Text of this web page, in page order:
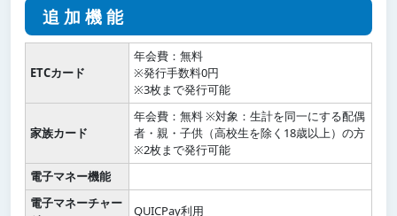
追加機能
ETCカード
年会費：無料
※発行手数料0円
※3枚まで発行可能
家族カード
年会費：無料 ※対象：生計を同一にする配偶
者・親・子供（高校生を除く18歳以上）の方
※2枚まで発行可能
電子マネー機能
電子マネーチャー
QUICPay利用